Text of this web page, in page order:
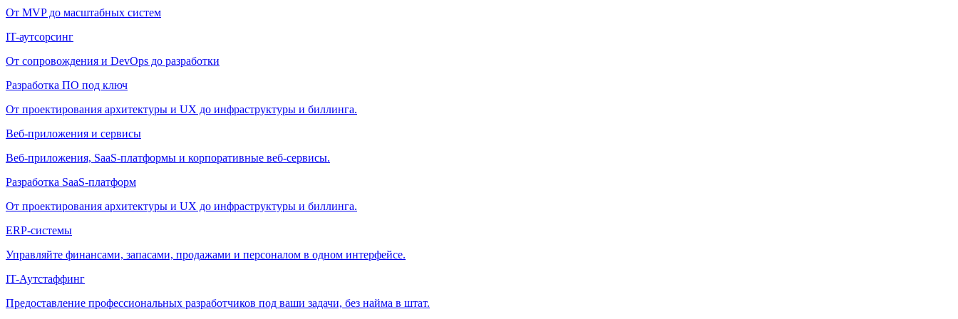
От MVP до масштабных систем
IT-аутсорсинг
От сопровождения и DevOps до разработки
Разработка ПО под ключ
От проектирования архитектуры и UX до инфраструктуры и биллинга.
Веб-приложения и сервисы
Веб-приложения, SaaS-платформы и корпоративные веб-сервисы.
Разработка SaaS-платформ
От проектирования архитектуры и UX до инфраструктуры и биллинга.
ERP-системы
Управляйте финансами, запасами, продажами и персоналом в одном интерфейсе.
IT-Аутстаффинг
Предоставление профессиональных разработчиков под ваши задачи, без найма в штат.